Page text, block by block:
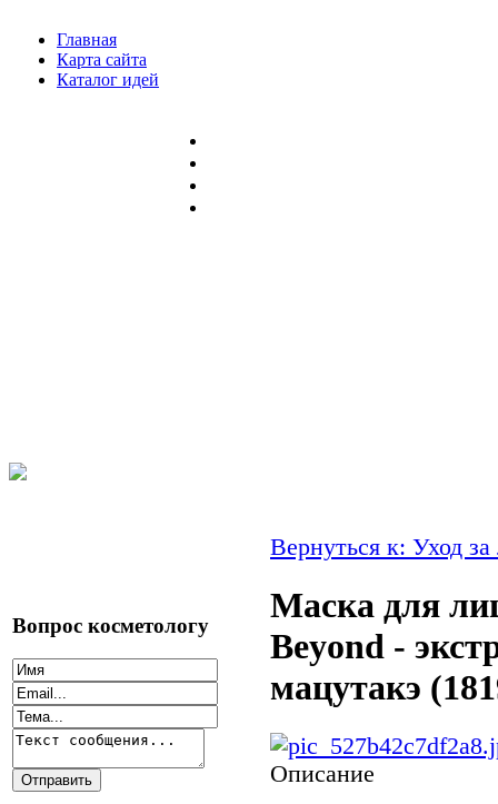
Главная
Карта сайта
Каталог идей
Вопрос косметологу
Вернуться к: Уход
Маска для
Beyond -
мацутакэ
Описание